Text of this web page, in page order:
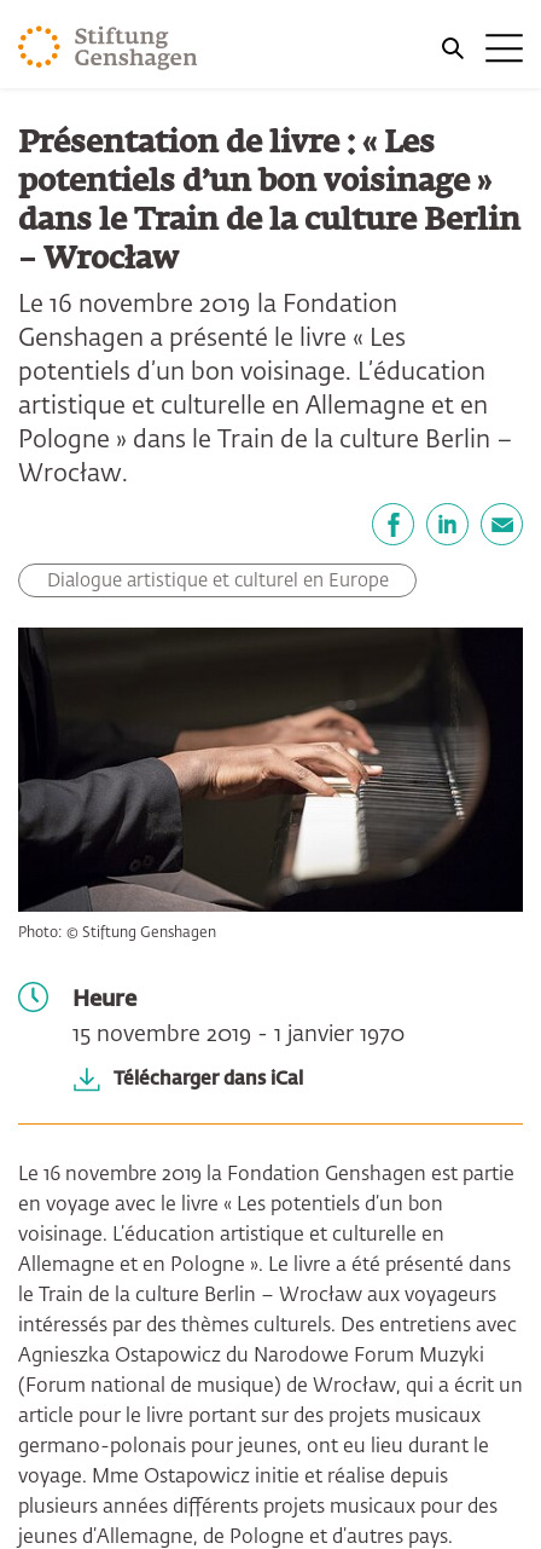
REVENIR AU CONTENU PRINCIPAL
REVENIR À LA RECHERCHE
Présentation de livre : « Les
potentiels d’un bon voisinage »
dans le Train de la culture Berlin
– Wrocław
Le 16 novembre 2019 la Fondation
Genshagen a présenté le livre « Les
potentiels d’un bon voisinage. L’éducation
artistique et culturelle en Allemagne et en
Pologne » dans le Train de la culture Berlin –
Wrocław.
Dialogue artistique et culturel en Europe
Photo: © Stiftung Genshagen
Heure
15 novembre 2019 - 1 janvier 1970
Télécharger dans iCal
Le 16 novembre 2019 la Fondation Genshagen est partie
en voyage avec le livre « Les potentiels d’un bon
voisinage. L’éducation artistique et culturelle en
Allemagne et en Pologne ». Le livre a été présenté dans
le Train de la culture Berlin – Wrocław aux voyageurs
intéressés par des thèmes culturels. Des entretiens avec
Agnieszka Ostapowicz du Narodowe Forum Muzyki
(Forum national de musique) de Wrocław, qui a écrit un
article pour le livre portant sur des projets musicaux
germano-polonais pour jeunes, ont eu lieu durant le
voyage. Mme Ostapowicz initie et réalise depuis
plusieurs années différents projets musicaux pour des
jeunes d’Allemagne, de Pologne et d’autres pays.